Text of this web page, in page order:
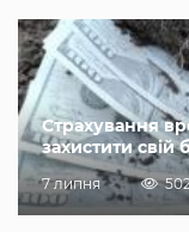
Страхування
захистити свій
7 липня